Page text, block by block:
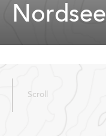
Nordsee
Scroll